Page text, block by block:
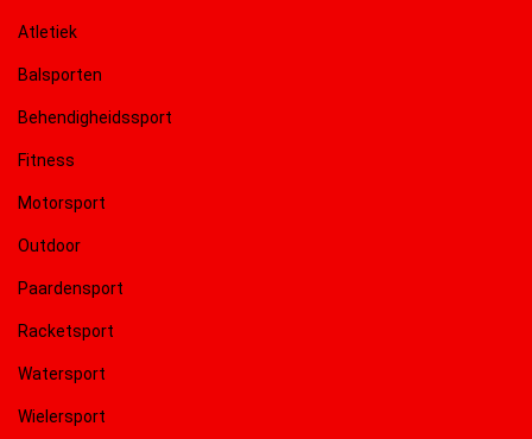
Atletiek
Balsporten
Behendigheidssport
Fitness
Motorsport
Outdoor
Paardensport
Racketsport
Watersport
Wielersport